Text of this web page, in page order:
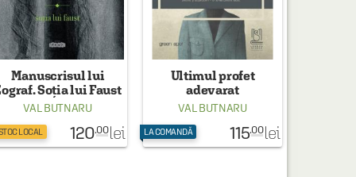
Manuscrisul lui
Soția lui Faust
VAL BUTNARU
LOCAL 120.00 lei
Ultimul profet
adevarat
VAL BUTNARU
LA COMANDĂ 115.00 lei